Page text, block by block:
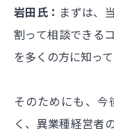
岩田氏： まずは、
割って相談できる
を多くの方に知っ
そのためにも、
く、異業種経営者